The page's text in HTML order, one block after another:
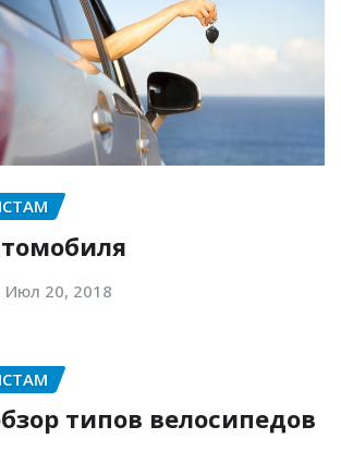
Июл 20, 2018
типов велосипедов